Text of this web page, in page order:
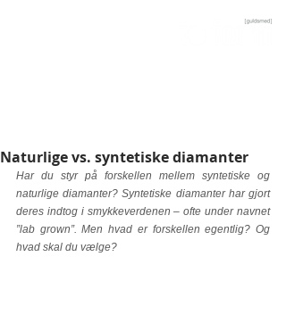
Naturlige vs. syntetiske diamanter
Har du styr på forskellen mellem syntetiske og
naturlige diamanter? Syntetiske diamanter har gjort
deres indtog i smykkeverdenen – ofte under navnet
”lab grown”. Men hvad er forskellen egentlig? Og
hvad skal du vælge?